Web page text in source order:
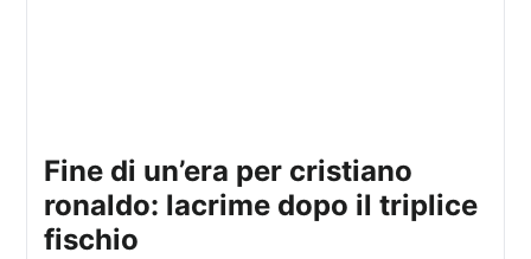
fine di un’era per cristiano
ronaldo: lacrime dopo il triplice
fischio